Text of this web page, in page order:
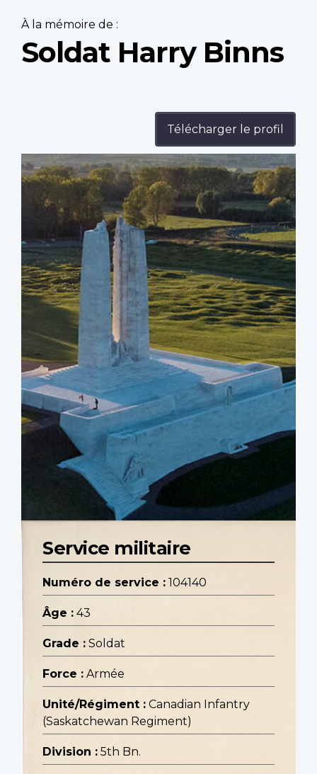
À la mémoire de :
Soldat Harry Binns
Télécharger le profil
Profile
image
Service militaire
Numéro de service : 104140
Âge : 43
Grade : Soldat
Force : Armée
Unité/Régiment : Canadian Infantry
(Saskatchewan Regiment)
Division : 5th Bn.